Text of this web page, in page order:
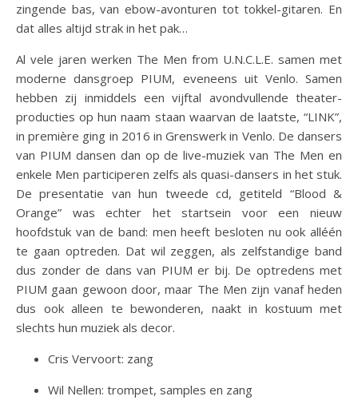
zingende bas, van ebow-avonturen tot tokkel-gitaren. En
dat alles altijd strak in het pak…
Al vele jaren werken The Men from U.N.C.L.E. samen met
moderne dansgroep PIUM, eveneens uit Venlo. Samen
hebben zij inmiddels een vijftal avondvullende theater-
producties op hun naam staan waarvan de laatste, “LINK”,
in première ging in 2016 in Grenswerk in Venlo. De dansers
van PIUM dansen dan op de live-muziek van The Men en
enkele Men participeren zelfs als quasi-dansers in het stuk.
De presentatie van hun tweede cd, getiteld “Blood &
Orange” was echter het startsein voor een nieuw
hoofdstuk van de band: men heeft besloten nu ook alléén
te gaan optreden. Dat wil zeggen, als zelfstandige band
dus zonder de dans van PIUM er bij. De optredens met
PIUM gaan gewoon door, maar The Men zijn vanaf heden
dus ook alleen te bewonderen, naakt in kostuum met
slechts hun muziek als decor.
Cris Vervoort: zang
Wil Nellen: trompet, samples en zang